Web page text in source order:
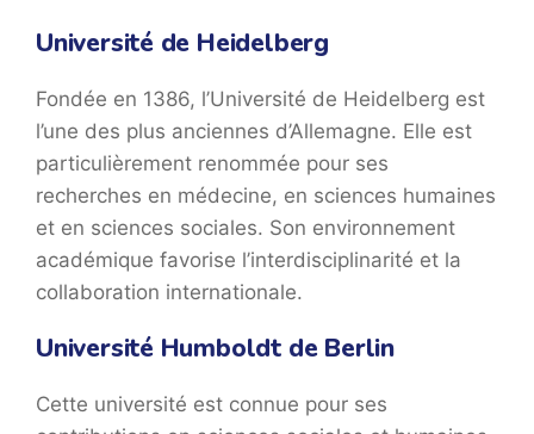
Université de Heidelberg
Fondée en 1386, l’Université de Heidelberg est
l’une des plus anciennes d’Allemagne. Elle est
particulièrement renommée pour ses
recherches en médecine, en sciences humaines
et en sciences sociales. Son environnement
académique favorise l’interdisciplinarité et la
collaboration internationale.
Université Humboldt de Berlin
Cette université est connue pour ses